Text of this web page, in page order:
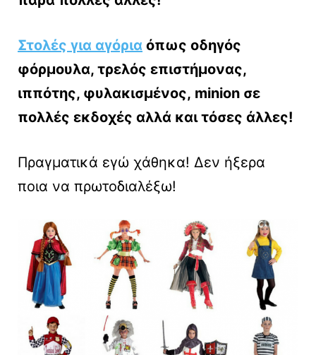
Στολές για αγόρια όπως οδηγός
φόρμουλα, τρελός επιστήμονας,
ιππότης, φυλακισμένος, minion σε
πολλές εκδοχές αλλά και τόσες άλλες!
Πραγματικά εγώ χάθηκα! Δεν ήξερα
ποια να πρωτοδιαλέξω!